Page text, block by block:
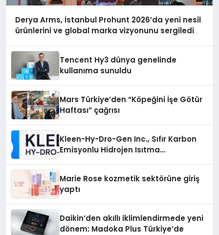
Derya Arms, İstanbul Prohunt 2026’da yeni nesil
ürünlerini ve global marka vizyonunu sergiledi
Tencent Hy3 dünya genelinde
kullanıma sunuldu
Mars Türkiye’den “Köpeğini İşe Götür
Haftası” çağrısı
Kleen-Hy-Dro-Gen Inc., Sıfır Karbon
Emisyonlu Hidrojen Isıtma
Marie Rose kozmetik sektörüne giriş
yaptı
Daikin’den akıllı iklimlendirmede yeni
dönem: Madoka Plus Türkiye’de